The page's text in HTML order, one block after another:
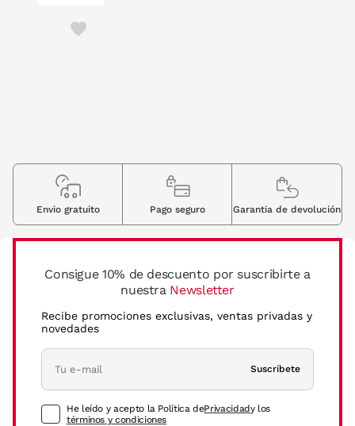
Consigue 10% de descuento por suscribirte a
nuestra Newsletter
Recibe promociones exclusivas, ventas privadas y
novedades
Suscríbete
He leído y acepto la Política dePrivacidady los
términos y condiciones
Envio gratuito Pago seguro Garantia de devolución